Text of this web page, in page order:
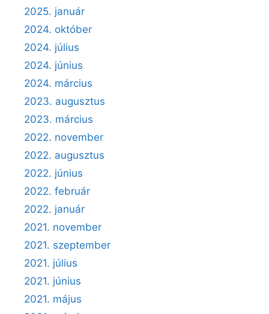
2025. január
2024. október
2024. július
2024. június
2024. március
2023. augusztus
2023. március
2022. november
2022. augusztus
2022. június
2022. február
2022. január
2021. november
2021. szeptember
2021. július
2021. június
2021. május